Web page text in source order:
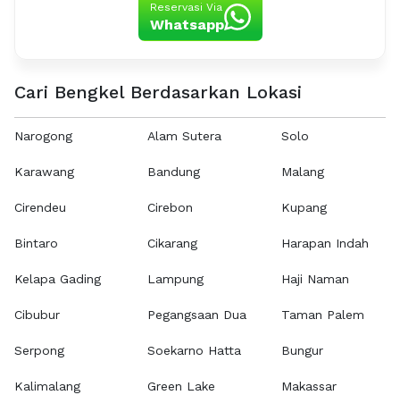
Reservasi Via
Whatsapp
Cari Bengkel Berdasarkan Lokasi
Narogong
Karawang
Cirendeu
Bintaro
Kelapa Gading
Cibubur
Serpong
Kalimalang
Alam Sutera
Bandung
Cirebon
Cikarang
Lampung
Pegangsaan Dua
Soekarno Hatta
Green Lake
Solo
Malang
Kupang
Harapan Indah
Haji Naman
Taman Palem
Bungur
Makassar